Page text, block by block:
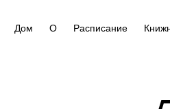
Дом О Расписание